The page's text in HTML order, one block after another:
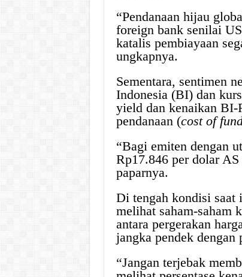
“Pendanaan hijau
foreign bank senilai
katalis pembiayaan
ungkapnya.
Sementara, sentimen
Indonesia (BI) dan
yield dan kenaikan BI-
pendanaan (cost of
“Bagi emiten dengan
Rp17.846 per dolar
paparnya.
Di tengah kondisi saat
melihat saham-saham
antara pergerakan
jangka pendek
“Jangan terjebak